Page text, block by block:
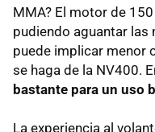
MMA? El motor de
pudiendo aguantar las
puede implicar menor
se haga de la NV400.
bastante para un uso
La experiencia al